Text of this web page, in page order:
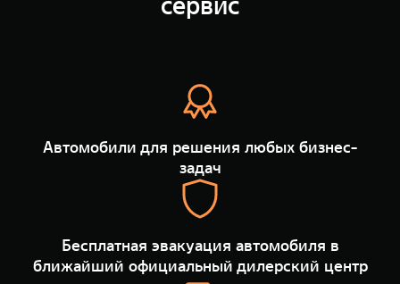
Цифровые сервисы TANK
Автомобили для решения любых бизнес-
задач
Бесплатная эвакуация автомобиля в
ближайший официальный дилерский центр